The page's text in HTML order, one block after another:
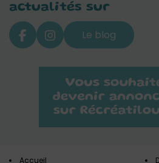
actualités sur
Le blog
Accueil